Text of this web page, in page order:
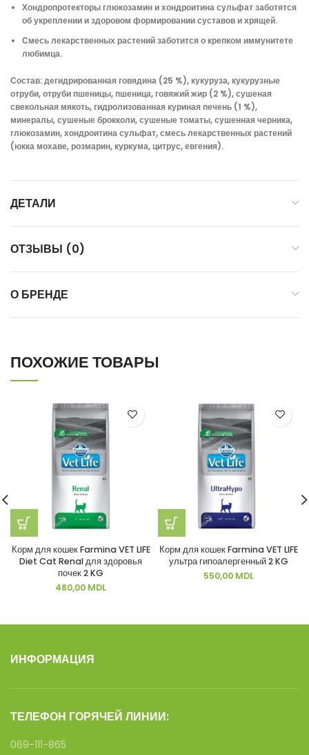
Хондропротекторы глюкозамин и хондроитина сульфат заботятся
об укреплении и здоровом формировании суставов и хрящей.
Смесь лекарственных растений заботится о крепком иммунитете
любимца.
Состав: дегидрированная говядина (25 %), кукуруза, кукурузные
отруби, отруби пшеницы, пшеница, говяжий жир (2 %), сушеная
свекольная мякоть, гидролизованная куриная печень (1 %),
минералы, сушеные брокколи, сушеные томаты, сушенная черника,
глюкозамин, хондроитина сульфат, смесь лекарственных растений
(юкка мохаве, розмарин, куркума, цитрус, евгения).
ДЕТАЛИ
ОТЗЫВЫ (0)
О БРЕНДЕ
ПОХОЖИЕ ТОВАРЫ
Корм для кошек Farmina VET LIFE
Diet Cat Renal для здоровья
почек 2 KG
480,00 MDL
Корм для кошек Farmina VET LIFE
ультра гипоалергенный 2 KG
550,00 MDL
ИНФОРМАЦИЯ
ТЕЛЕФОН ГОРЯЧЕЙ ЛИНИИ:
069-111-865